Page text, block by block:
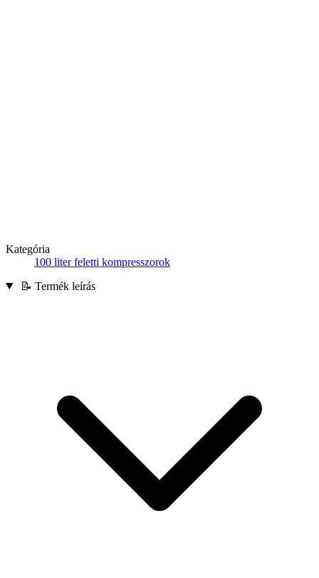
Kategória
100 liter feletti kompresszorok
📝 Termék leírás